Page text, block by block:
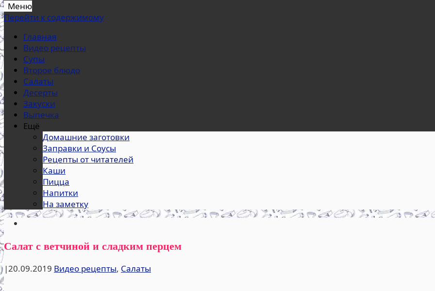
Меню
Перейти к содержимому
Главная
Видео рецепты
Супы
Второе блюдо
Салаты
Десерты
Закуски
Выпечка
Ещё
Домашние заготовки
Заправки и Соусы
Рецепты от читателей
Каши
Пицца
Напитки
На заметку
Салат с ветчиной и сладким перцем
|20.09.2019 Видео рецепты, Салаты